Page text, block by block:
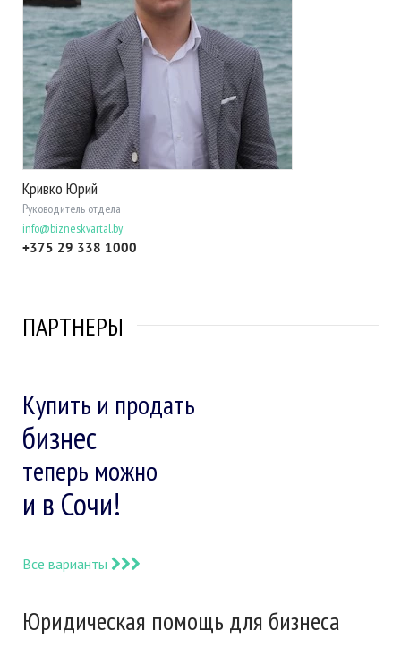
Кривко Юрий
Руководитель отдела
info@bizneskvartal.by
+375 29 338 1000
ПАРТНЕРЫ
Купить и продать
бизнес
теперь можно
и в Сочи!
Все варианты
Юридическая помощь для бизнеса